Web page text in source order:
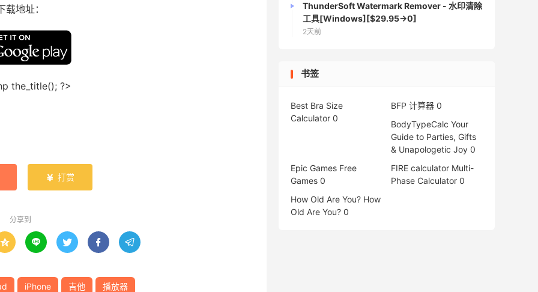
载地址：
 打赏
分享到
    
iPhone 吉他 播放器
ThunderSoft Watermark Remover - 水印清除
工具[Windows][$29.95→0]
2天前
书签
Best Bra Size
Calculator 0
BFP 计算器 0
BodyTypeCalc Your
Guide to Parties, Gifts
& Unapologetic Joy 0
Epic Games Free
Games 0
FIRE calculator Multi-
Phase Calculator 0
How Old Are You? How
Old Are You? 0